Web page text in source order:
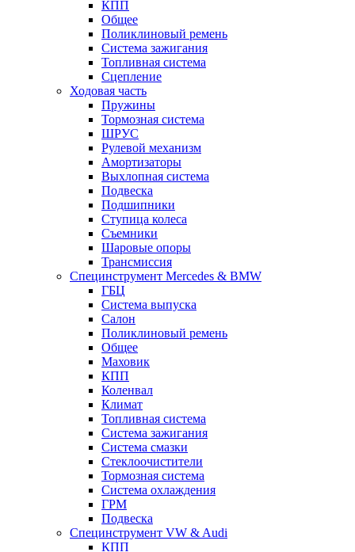
КПП
Общее
Поликлиновый ремень
Система зажигания
Топливная система
Сцепление
Ходовая часть
Пружины
Тормозная система
ШРУС
Рулевой механизм
Амортизаторы
Выхлопная система
Подвеска
Подшипники
Ступица колеса
Съемники
Шаровые опоры
Трансмиссия
Специнструмент Mercedes & BMW
ГБЦ
Система выпуска
Салон
Поликлиновый ремень
Общее
Маховик
КПП
Коленвал
Климат
Топливная система
Система зажигания
Система смазки
Стеклоочистители
Тормозная система
Система охлаждения
ГРМ
Подвеска
Специнструмент VW & Audi
КПП